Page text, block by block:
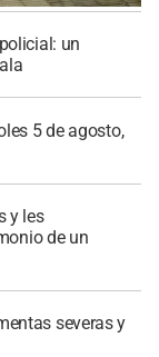
un
5 de agosto,
y les
de un
severas y